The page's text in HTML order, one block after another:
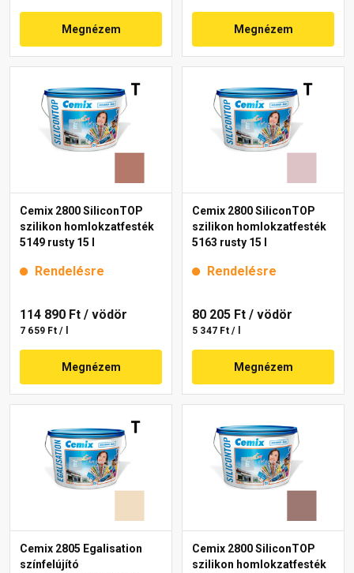
Megnézem Megnézem
Cemix 2800 SiliconTOP
szilikon homlokzatfesték
5149 rusty 15 l
Rendelésre
114 890 Ft / vödör
7 659 Ft / l
Megnézem
Cemix 2800 SiliconTOP
szilikon homlokzatfesték
5163 rusty 15 l
Rendelésre
80 205 Ft / vödör
5 347 Ft / l
Megnézem
Cemix 2805 Egalisation
színfelújító
Cemix 2800 SiliconTOP
szilikon homlokzatfesték